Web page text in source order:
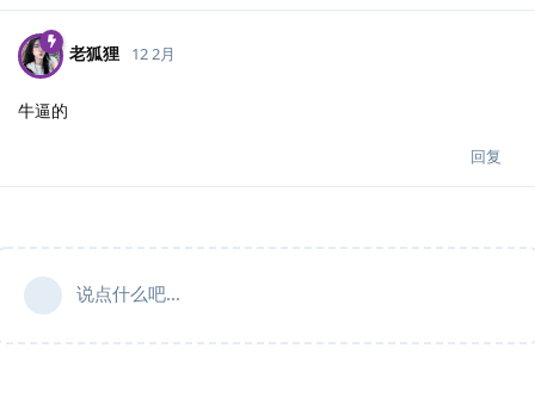
老狐狸 12 2月
牛逼的
回复
说点什么吧...